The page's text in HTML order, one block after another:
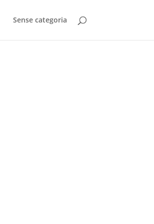
Sense categoria